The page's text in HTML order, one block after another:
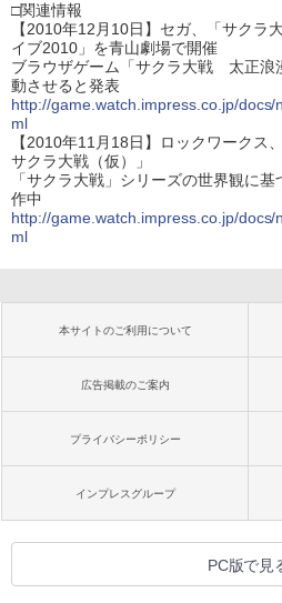
□関連情報
【2010年12月10日】セガ、「サク
イブ2010」を青山劇場で開催
ブラウザゲーム「サクラ大戦 太正浪
動させると発表
http://game.watch.impress.co.jp/
ml
【2010年11月18日】ロックワークス
サクラ大戦（仮）」
「サクラ大戦」シリーズの世界観に
作中
http://game.watch.impress.co.jp/
ml
本サイトのご利用について
広告掲載のご案内
プライバシーポリシー
インプレスグループ
PC版で見